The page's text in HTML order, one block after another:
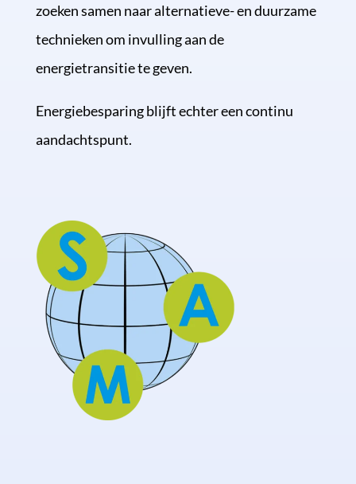
zoeken samen naar alternatieve- en duurzame
technieken om invulling aan de
energietransitie te geven.
Energiebesparing blijft echter een continu
aandachtspunt.